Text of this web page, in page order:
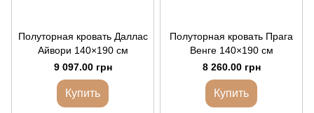
Полуторная кровать Даллас
Айвори 140×190 см
9 097.00 грн
Купить
Полуторная кровать Прага
Венге 140×190 см
8 260.00 грн
Купить